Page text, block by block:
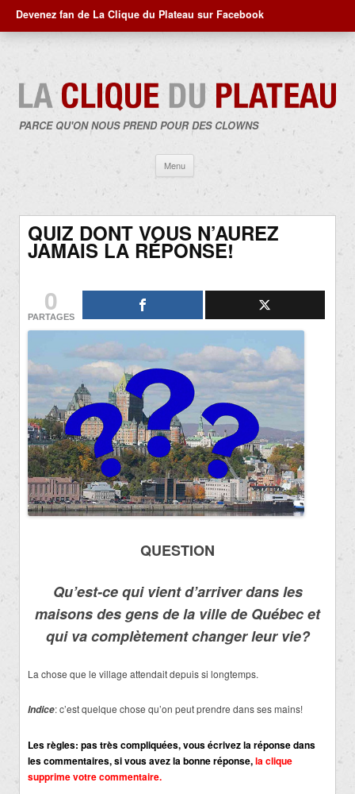
Devenez fan de La Clique du Plateau sur Facebook
PARCE QU'ON NOUS PREND POUR DES CLOWNS
Menu
contenu
QUIZ DONT VOUS N’AUREZ
JAMAIS LA RÉPONSE!
0
PARTAGES
QUESTION
Qu’est-ce qui vient d’arriver dans les
maisons des gens de la ville de Québec et
qui va complètement changer leur vie?
La chose que le village attendait depuis si longtemps.
Indice: c’est quelque chose qu’on peut prendre dans ses mains!
Les règles: pas très compliquées, vous écrivez la réponse dans
les commentaires, si vous avez la bonne réponse,la clique
supprime votre commentaire.